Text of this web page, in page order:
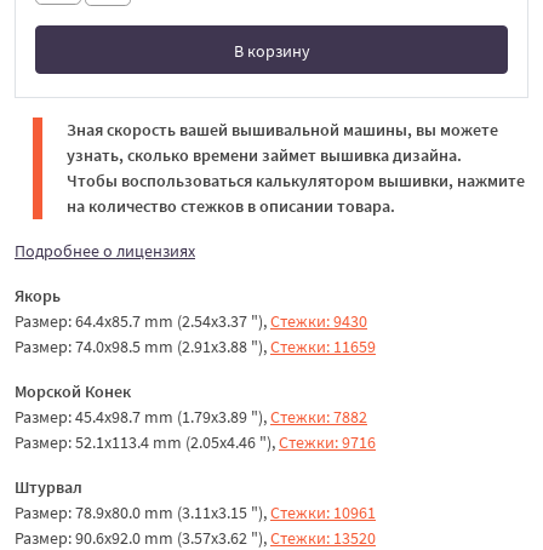
В корзину
В корзине
Зная скорость вашей вышивальной машины, вы можете
узнать, сколько времени займет вышивка дизайна.
Чтобы воспользоваться калькулятором вышивки, нажмите
на количество стежков в описании товара.
Подробнее о лицензиях
Якорь
Размер: 64.4x85.7 mm (2.54x3.37 "),Стежки: 9430
Размер: 74.0x98.5 mm (2.91x3.88 "),Стежки: 11659
Морской Конек
Размер: 45.4x98.7 mm (1.79x3.89 "),Стежки: 7882
Размер: 52.1x113.4 mm (2.05x4.46 "),Стежки: 9716
Штурвал
Размер: 78.9x80.0 mm (3.11x3.15 "),Стежки: 10961
Размер: 90.6x92.0 mm (3.57x3.62 "),Стежки: 13520